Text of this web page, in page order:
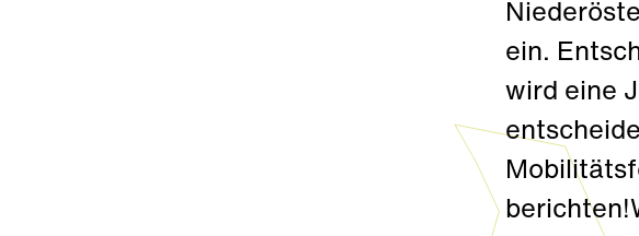
ein.
wird eine